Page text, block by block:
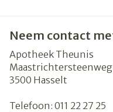
Neem contact
Apotheek Theunis
3500 Hasselt
Telefoon: 011 22 27 25